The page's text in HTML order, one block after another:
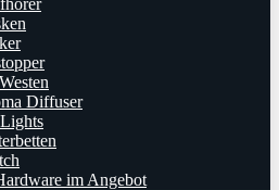
Diffuser
im Angebot